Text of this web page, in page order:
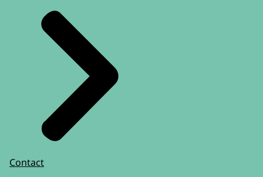
De grondslag en doelstellingen van de
vrijheidsbeneming.
De RSJ vraagt zich af of de re-integratie van
de jongere nog wel voldoende centraal
De plaatsing van de jongere binnen
de verschillende niveaus van geslotenheid.
vrijheidsbeperkende
Contact